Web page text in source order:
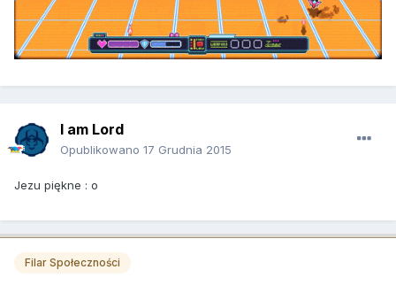
I am Lord
Opublikowano 17 Grudnia 2015
Jezu piękne : o
Filar Społeczności